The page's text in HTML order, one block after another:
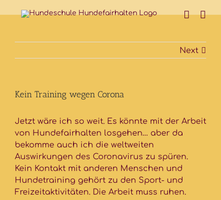
to
Next
Kein Training wegen Corona
Jetzt wäre ich so weit. Es könnte mit der Arbeit
von Hundefairhalten losgehen… aber da
bekomme auch ich die weltweiten
Auswirkungen des Coronavirus zu spüren.
Kein Kontakt mit anderen Menschen und
Hundetraining gehört zu den Sport- und
Freizeitaktivitäten. Die Arbeit muss ruhen.